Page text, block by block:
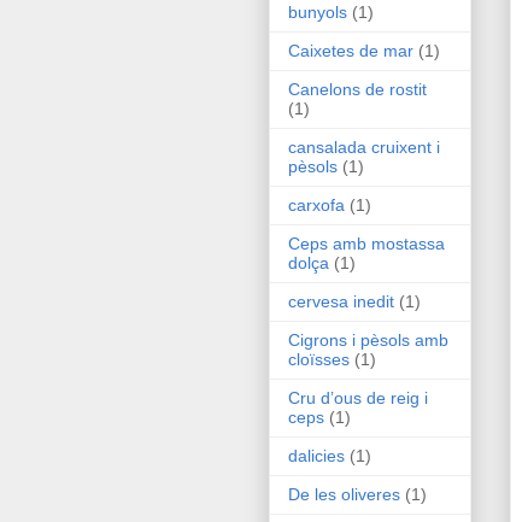
bunyols (1)
Caixetes de mar (1)
Canelons de rostit
(1)
cansalada cruixent i
pèsols (1)
carxofa (1)
Ceps amb mostassa
dolça (1)
cervesa inedit (1)
Cigrons i pèsols amb
cloïsses (1)
Cru d’ous de reig i
ceps (1)
dalicies (1)
De les oliveres (1)